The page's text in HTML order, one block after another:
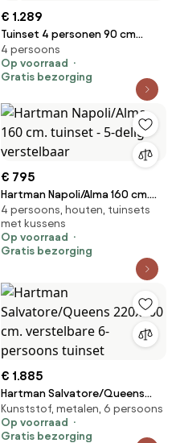
€ 1.289
Tuinset 4 personen 90 cm
Aluminium/textileen Grijs
Hartman Sitges/Mateo
4 persoons
Op voorraad
Gratis bezorging
€ 795
Hartman Napoli/Alma 160 cm.
tuinset - 5-delig verstelbaar
4 persoons, houten, tuinsets
met kussens
Op voorraad
Gratis bezorging
€ 1.885
Hartman Salvatore/Queens
220x100 cm. verstelbare 6-
persoons tuinset
Kunststof, metalen, 6 persoons
Op voorraad
Gratis bezorging